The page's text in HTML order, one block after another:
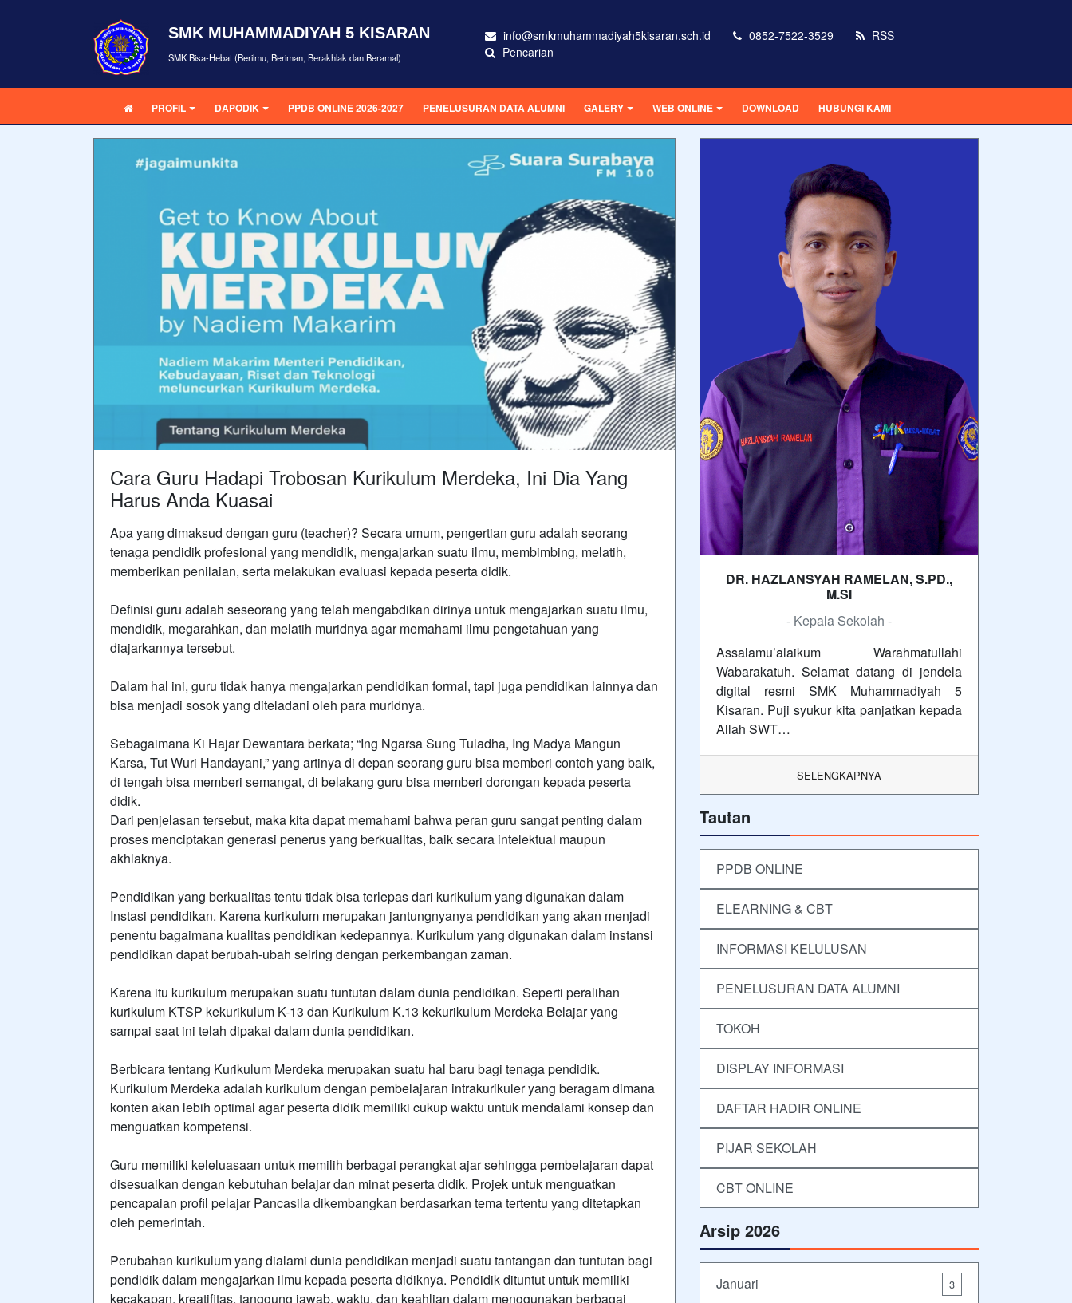
SMK MUHAMMADIYAH 5 KISARAN
SMK Bisa-Hebat (Berilmu, Beriman, Berakhlak dan Beramal)
info@smkmuhammadiyah5kisaran.sch.id 0852-7522-3529
RSS
Pencarian
PROFIL DAPODIK PPDB ONLINE 2026-2027 PENELUSURAN DATA ALUMNI GALERY WEB ONLINE DOWNLOAD HUBUNGI KAMI
Cara Guru Hadapi Trobosan Kurikulum Merdeka, Ini Dia Yang
Harus Anda Kuasai
Apa yang dimaksud dengan guru (teacher)? Secara umum, pengertian guru adalah seorang
tenaga pendidik profesional yang mendidik, mengajarkan suatu ilmu, membimbing, melatih,
memberikan penilaian, serta melakukan evaluasi kepada peserta didik.
Definisi guru adalah seseorang yang telah mengabdikan dirinya untuk mengajarkan suatu ilmu,
mendidik, megarahkan, dan melatih muridnya agar memahami ilmu pengetahuan yang
diajarkannya tersebut.
Dalam hal ini, guru tidak hanya mengajarkan pendidikan formal, tapi juga pendidikan lainnya dan
bisa menjadi sosok yang diteladani oleh para muridnya.
Sebagaimana Ki Hajar Dewantara berkata; “Ing Ngarsa Sung Tuladha, Ing Madya Mangun
Karsa, Tut Wuri Handayani,” yang artinya di depan seorang guru bisa memberi contoh yang baik,
di tengah bisa memberi semangat, di belakang guru bisa memberi dorongan kepada peserta
didik.
Dari penjelasan tersebut, maka kita dapat memahami bahwa peran guru sangat penting dalam
proses menciptakan generasi penerus yang berkualitas, baik secara intelektual maupun
akhlaknya.
Pendidikan yang berkualitas tentu tidak bisa terlepas dari kurikulum yang digunakan dalam
Instasi pendidikan. Karena kurikulum merupakan jantungnyanya pendidikan yang akan menjadi
penentu bagaimana kualitas pendidikan kedepannya. Kurikulum yang digunakan dalam instansi
pendidikan dapat berubah-ubah seiring dengan perkembangan zaman.
Karena itu kurikulum merupakan suatu tuntutan dalam dunia pendidikan. Seperti peralihan
kurikulum KTSP kekurikulum K-13 dan Kurikulum K.13 kekurikulum Merdeka Belajar yang
sampai saat ini telah dipakai dalam dunia pendidikan.
Berbicara tentang Kurikulum Merdeka merupakan suatu hal baru bagi tenaga pendidik.
Kurikulum Merdeka adalah kurikulum dengan pembelajaran intrakurikuler yang beragam dimana
konten akan lebih optimal agar peserta didik memiliki cukup waktu untuk mendalami konsep dan
menguatkan kompetensi.
Guru memiliki keleluasaan untuk memilih berbagai perangkat ajar sehingga pembelajaran dapat
disesuaikan dengan kebutuhan belajar dan minat peserta didik. Projek untuk menguatkan
pencapaian profil pelajar Pancasila dikembangkan berdasarkan tema tertentu yang ditetapkan
oleh pemerintah.
Perubahan kurikulum yang dialami dunia pendidikan menjadi suatu tantangan dan tuntutan bagi
pendidik dalam mengajarkan ilmu kepada peserta didiknya. Pendidik dituntut untuk memiliki
kecakapan, kreatifitas, tanggung jawab, waktu, dan keahlian dalam menggunakan berbagai
DR. HAZLANSYAH RAMELAN, S.PD.,
M.SI
- Kepala Sekolah -
Assalamu’alaikum Warahmatullahi
Wabarakatuh. Selamat datang di jendela
digital resmi SMK Muhammadiyah 5
Kisaran. Puji syukur kita panjatkan kepada
Allah SWT…
SELENGKAPNYA
Tautan
PPDB ONLINE
ELEARNING & CBT
INFORMASI KELULUSAN
PENELUSURAN DATA ALUMNI
TOKOH
DISPLAY INFORMASI
DAFTAR HADIR ONLINE
PIJAR SEKOLAH
CBT ONLINE
Arsip 2026
Januari 3